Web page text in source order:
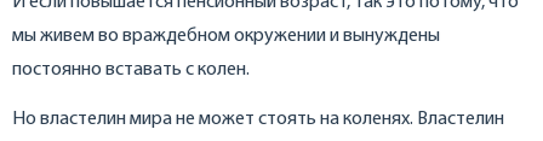
мы живем во враждебном окружении и вынуждены
постоянно вставать с колен.
Но властелин мира не может стоять на коленях. Властелин